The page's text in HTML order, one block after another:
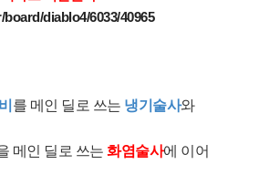
diablo4/6033/40965
를 메인 딜로 쓰는 냉기술사와
메인 딜로 쓰는 화염술사에 이어